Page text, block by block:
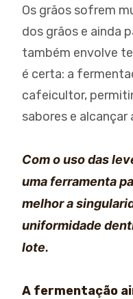
Os grãos sofrem
dos grãos e ainda
também envolve
é certa: a
cafeicultor,
sabores e alcançar
Com o uso das
uma ferramenta
melhor a
uniformidade
lote.
A fermentação